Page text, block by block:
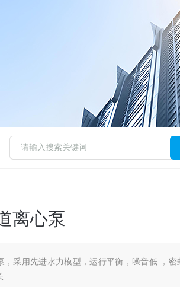
离心泵
，采用先进水力模型，运行平衡，噪音低 ，密